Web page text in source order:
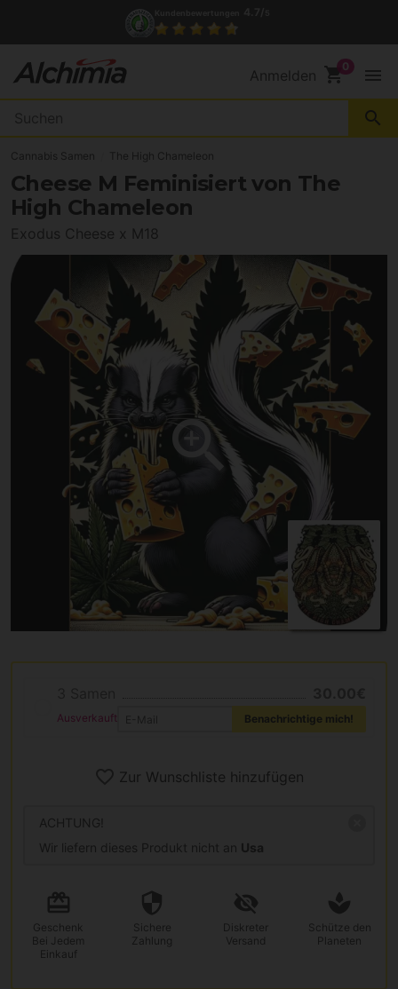
Anmelden shopping_cart menu
search
Cannabis Samen The High Chameleon
Cheese M Feminisiert von The
High Chameleon
Exodus Cheese x M18
Ausverkauft Benachrichtige mich!
Zur Wunschliste hinzufügen
ACHTUNG!
Wir liefern dieses Produkt nicht an Usa
Geschenk
Bei Jedem
Einkauf
Sichere
Zahlung
Diskreter
Versand
Schütze den
Planeten